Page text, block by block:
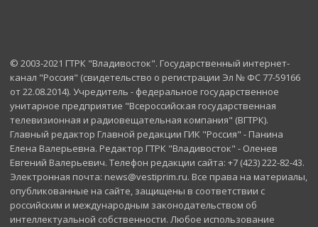
© 2003-2021 ГТРК "Владивосток". Государственный интернет-
канал "Россия" (свидетельство о регистрации Эл № ФС 77-59166
от 22.08.2014). Учредитель - федеральное государственное
унитарное предприятие "Всероссийская государственная
телевизионная и радиовещательная компания" (ВГТРК).
Главный редактор Главной редакции ГИК "Россия" - Панина
Елена Валерьевна. Редактор ГТРК "Владивосток" - Оленев
Евгений Валерьевич. Телефон редакции сайта: +7 (423) 222-82-43.
Электронная почта: news@vestiprim.ru. Все права на материалы,
опубликованные на сайте, защищены в соответствии с
российским и международным законодательством об
интеллектуальной собственности. Любое использование